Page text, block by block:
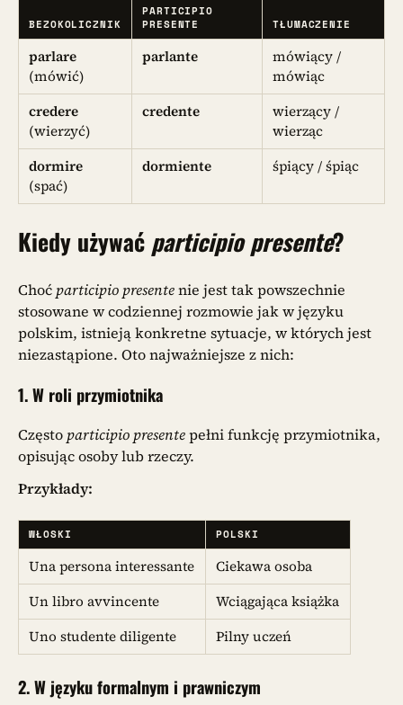
BEZOKOLICZNIK
PARTICIPIO
PRESENTE
TŁUMACZENIE
parlare
(mówić)
parlante
mówiący /
mówiąc
credere
(wierzyć)
credente
wierzący /
wierząc
dormire
(spać)
dormiente śpiący / śpiąc
Kiedy używać participio presente?
Choć participio presentenie jest tak powszechnie
stosowane w codziennej rozmowie jak w języku
polskim, istnieją konkretne sytuacje, w których jest
niezastąpione. Oto najważniejsze z nich:
1.W roli przymiotnika
Często participio presentepełni funkcję przymiotnika,
opisując osoby lub rzeczy.
Przykłady:
WŁOSKI POLSKI
Una persona interessante
Ciekawa osoba
Un libro avvincente
Wciągająca książka
Uno studente diligente
Pilny uczeń
2.W języku formalnym i prawniczym